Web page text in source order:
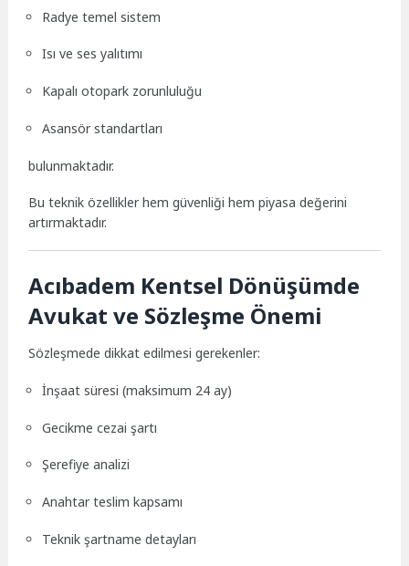
Radye temel sistem
Isı ve ses yalıtımı
Kapalı otopark zorunluluğu
Asansör standartları
bulunmaktadır.
Bu teknik özellikler hem güvenliği hem piyasa değerini
artırmaktadır.
Acıbadem Kentsel Dönüşümde
Avukat ve Sözleşme Önemi
Sözleşmede dikkat edilmesi gerekenler:
İnşaat süresi (maksimum 24 ay)
Gecikme cezai şartı
Şerefiye analizi
Anahtar teslim kapsamı
Teknik şartname detayları